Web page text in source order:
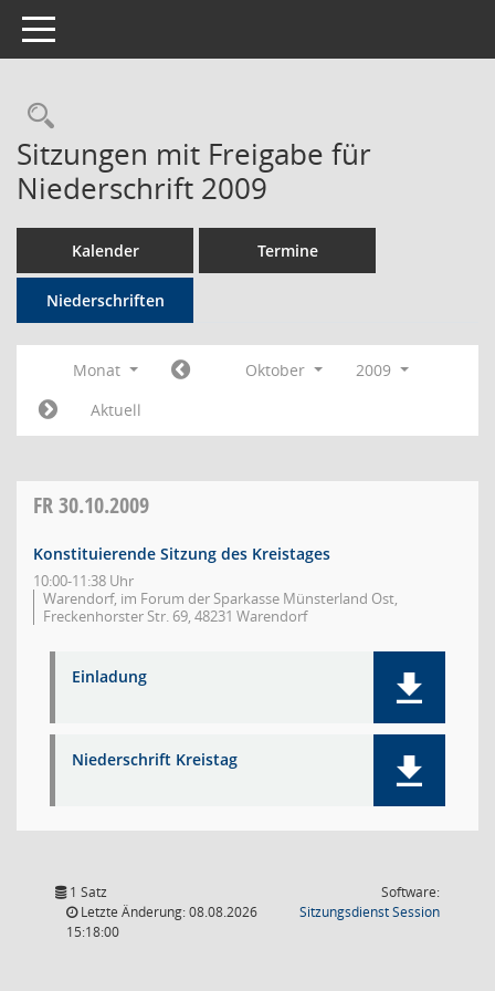
Toggle navigation
Rechercheauswahl
Sitzungen mit Freigabe für
Niederschrift 2009
Kalender Termine
Niederschriften
Monat Oktober
2009
Aktuell
FR30.10.2009
Konstituierende Sitzung des Kreistages
10:00-11:38 Uhr
Warendorf, im Forum der Sparkasse Münsterland Ost,
Freckenhorster Str. 69, 48231 Warendorf
Einladung
Niederschrift Kreistag
1 Satz
Letzte Änderung: 08.08.2026
15:18:00
Software:
SitzungsdienstSession(Wird in